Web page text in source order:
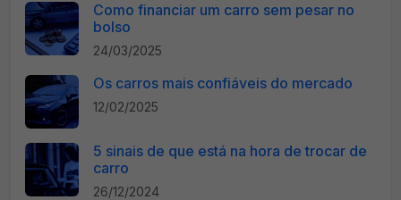
Como financiar um carro sem pesar no
bolso
24/03/2025
Os carros mais confiáveis do mercado
12/02/2025
5 sinais de que está na hora de trocar de
carro
26/12/2024